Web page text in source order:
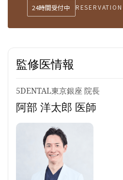
24時間受付中 RESERVATION
監修医情報
5DENTAL東京銀座 院長
阿部 洋太郎 医師